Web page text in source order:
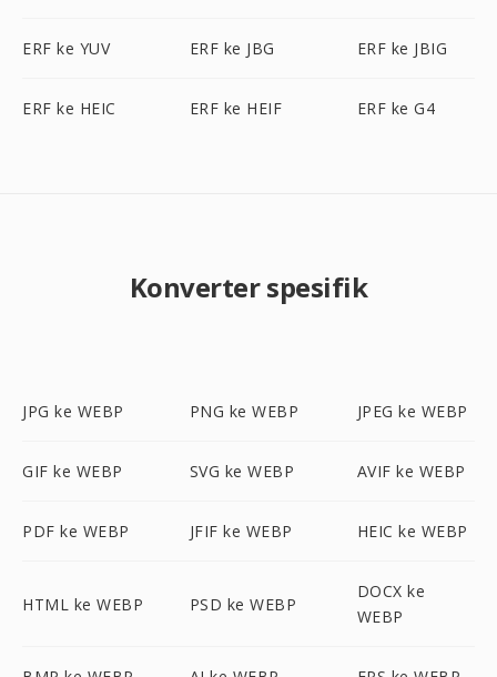
ERF ke YUV ERF ke JBG ERF ke JBIG
ERF ke HEIC ERF ke HEIF ERF ke G4
Konverter spesifik
JPG ke WEBP PNG ke WEBP JPEG ke WEBP
GIF ke WEBP SVG ke WEBP AVIF ke WEBP
PDF ke WEBP JFIF ke WEBP HEIC ke WEBP
HTML ke WEBP PSD ke WEBP
DOCX ke
WEBP